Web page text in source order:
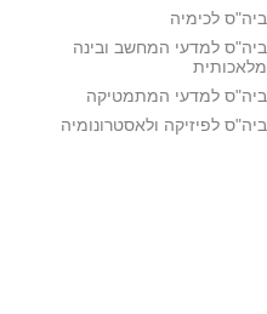
ביה"ס לכימיה
ביה"ס למדעי המחשב ובינה
מלאכותית
ביה"ס למדעי המתמטיקה
ביה"ס לפיזיקה ולאסטרונומיה